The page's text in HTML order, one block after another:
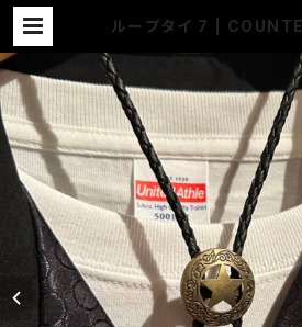
ループタイ 7 |